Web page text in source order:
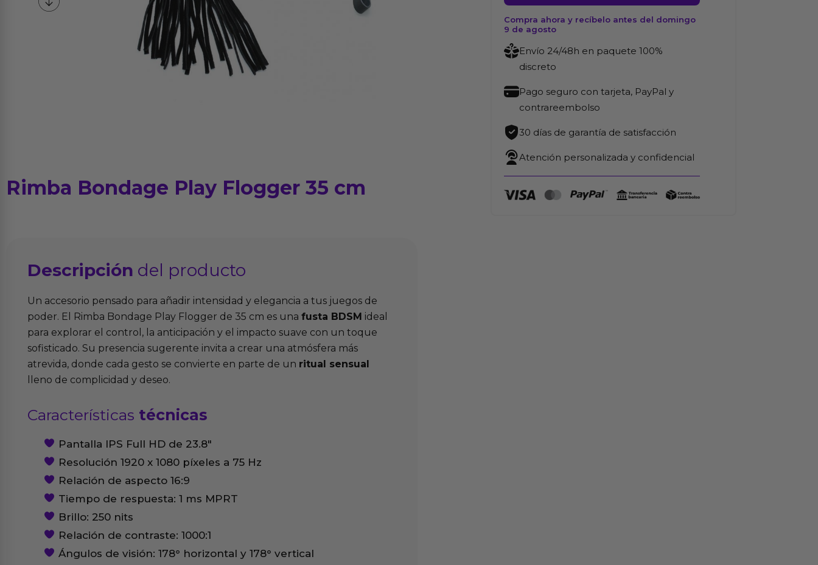
Rimba Bondage Play Flogger 35 cm
Descripción del producto
Un accesorio pensado para añadir intensidad y elegancia a tus juegos de
poder. El Rimba Bondage Play Flogger de 35 cm es una fusta BDSM ideal
para explorar el control, la anticipación y el impacto suave con un toque
sofisticado. Su presencia sugerente invita a crear una atmósfera más
atrevida, donde cada gesto se convierte en parte de un ritual sensual
lleno de complicidad y deseo.
Características técnicas
Pantalla IPS Full HD de 23.8″
Resolución 1920 x 1080 píxeles a 75 Hz
Relación de aspecto 16:9
Tiempo de respuesta: 1 ms MPRT
Brillo: 250 nits
Relación de contraste: 1000:1
Ángulos de visión: 178° horizontal y 178° vertical
Play
Flogger
cm
cantidad
Compra ahora y recíbelo antes del domingo
9 de agosto
Envío 24/48h en paquete 100%
discreto
Pago seguro con tarjeta, PayPal y
contrareembolso
30 días de garantía de satisfacción
Atención personalizada y confidencial